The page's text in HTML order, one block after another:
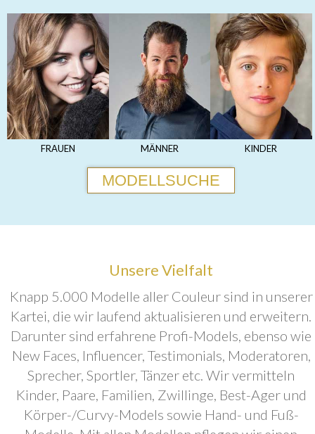
FRAUEN MÄNNER KINDER
MODELLSUCHE
Unsere Vielfalt
Knapp 5.000 Modelle aller Couleur sind in unserer
Kartei, die wir laufend aktualisieren und erweitern.
Darunter sind erfahrene Profi-Models, ebenso wie
New Faces, Influencer, Testimonials, Moderatoren,
Sprecher, Sportler, Tänzer etc. Wir vermitteln
Kinder, Paare, Familien, Zwillinge, Best-Ager und
Körper-/Curvy-Models sowie Hand- und Fuß-